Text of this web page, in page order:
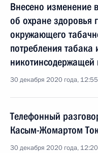
Внесено изменение
об охране здоровья
окружающего
потребления табака
никотинсодержащей
30 декабря 2020 года, 12:55
Телефонный
Касым-Жомартом
30 декабря 2020 года, 12:20